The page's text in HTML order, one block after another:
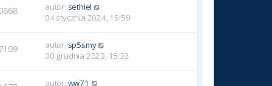
autor: sethiel
04 stycznia 2024, 15:59
autor: sp5smy
30 grudnia 2023, 15:32
autor: ww71